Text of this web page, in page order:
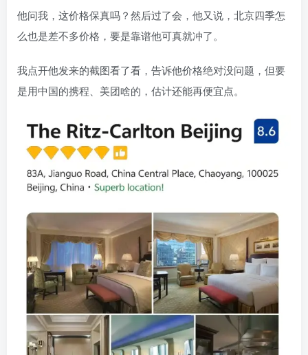
他问我，这价格保真吗？然后过了会，他又说，北京四季怎
么也是差不多价格，要是靠谱他可真就冲了。
我点开他发来的截图看了看，告诉他价格绝对没问题，但要
是用中国的携程、美团啥的，估计还能再便宜点。